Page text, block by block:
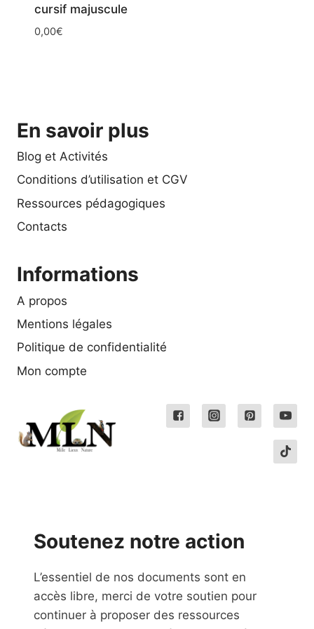
cursif majuscule
0,00€
En savoir plus
Blog et Activités
Conditions d’utilisation et CGV
Ressources pédagogiques
Contacts
Informations
A propos
Mentions légales
Politique de confidentialité
Mon compte
Soutenez notre action
L’essentiel de nos documents sont en
accès libre, merci de votre soutien pour
continuer à proposer des ressources